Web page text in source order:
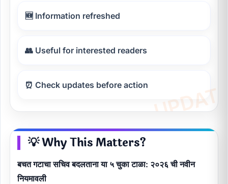
🆕 Information refreshed
👥 Useful for interested readers
⏰ Check updates before action
💡 Why This Matters?
बचत गटाचा सचिव बदलताना या ५ चुका टाळा: २०२६ ची नवीन
नियमावली